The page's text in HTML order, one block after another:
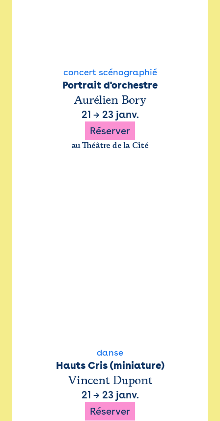
concert scénographié
Portrait d'orchestre
Aurélien Bory
21 → 23 janv.
Réserver
au Théâtre de la Cité
danse
Hauts Cris (miniature)
Vincent Dupont
21 → 23 janv.
Réserver